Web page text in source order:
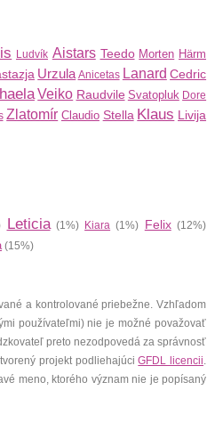
Ludvík Aistars Teedo Morten Härm
Urzula Anicetas Lanard Cedric
Veiko Raudvile Svatopluk Dore
Zlatomír Claudio Stella Klaus Livija
Leticia(1%) Kiara (1%) Felix(12%)
(15%)
a kontrolované priebežne. Vzhľadom
používateľmi) nie je možné považovať
preto nezodpovedá za správnosť
projekt podliehajúciGFDL licencii.
meno, ktorého význam nie je popísaný